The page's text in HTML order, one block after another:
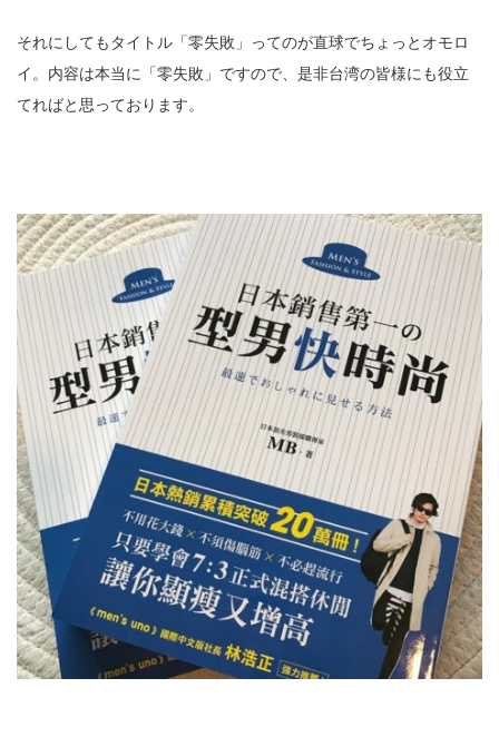
それにしてもタイトル「零失敗」ってのが直球でちょっとオモロ
イ。内容は本当に「零失敗」ですので、是非台湾の皆様にも役立
てればと思っております。